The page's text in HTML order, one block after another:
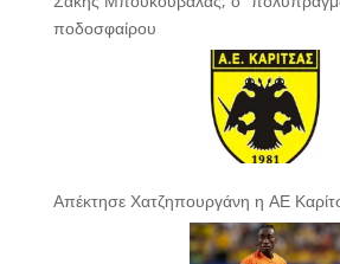
ποδοσφαίρου
Απέκτησε Χατζηπουργάνη η ΑΕ